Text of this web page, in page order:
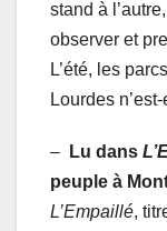
stand à
observer et
L’été, les
Lourdes
– Lu dans
peuple à
L’Empaillé,